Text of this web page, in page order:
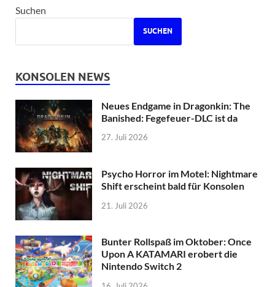
Suchen
SUCHEN
KONSOLEN NEWS
Neues Endgame in Dragonkin: The
Banished: Fegefeuer-DLC ist da
27. Juli 2026
Psycho Horror im Motel: Nightmare
Shift erscheint bald für Konsolen
21. Juli 2026
Bunter Rollspaß im Oktober: Once
Upon A KATAMARI erobert die
Nintendo Switch 2